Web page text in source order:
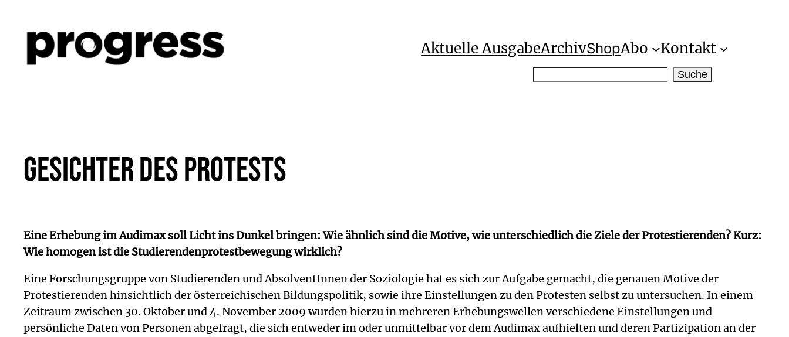
Inhalt
springen
Aktuelle AusgabeArchivShopAbo Kontakt
Suche
Gesichter des Protests
Eine Erhebung im Audimax soll Licht ins Dunkel bringen: Wie ähnlich sind die Motive, wie unterschiedlich die Ziele der Protestierenden? Kurz:
Wie homogen ist die Studierendenprotestbewegung wirklich?
Eine Forschungsgruppe von Studierenden und AbsolventInnen der Soziologie hat es sich zur Aufgabe gemacht, die genauen Motive der
Protestierenden hinsichtlich der österreichischen Bildungspolitik, sowie ihre Einstellungen zu den Protesten selbst zu untersuchen. In einem
Zeitraum zwischen 30. Oktober und 4. November 2009 wurden hierzu in mehreren Erhebungswellen verschiedene Einstellungen und
persönliche Daten von Personen abgefragt, die sich entweder im oder unmittelbar vor dem Audimax aufhielten und deren Partizipation an der